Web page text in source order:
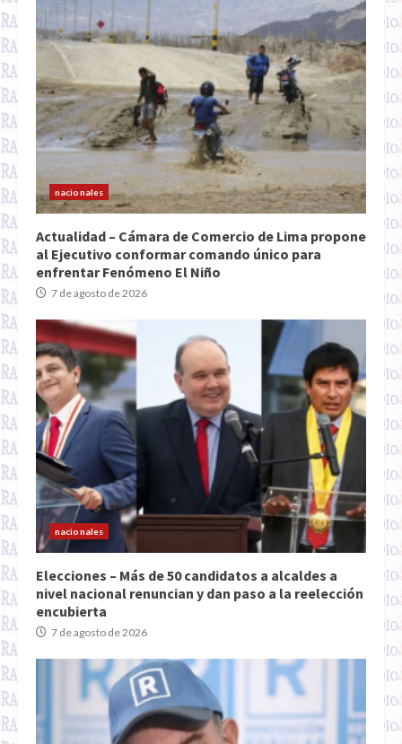
nacionales
Actualidad – Cámara de Comercio de Lima propone
al Ejecutivo conformar comando único para
enfrentar Fenómeno El Niño
7 de agosto de 2026
nacionales
Elecciones – Más de 50 candidatos a alcaldes a
nivel nacional renuncian y dan paso a la reelección
encubierta
7 de agosto de 2026